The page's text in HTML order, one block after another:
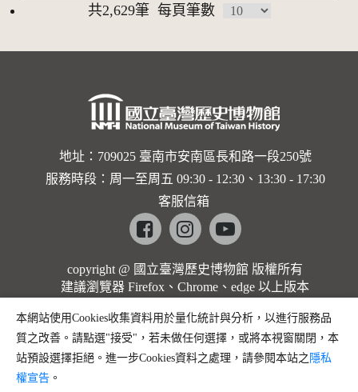
共2,629筆 每頁筆數
地址：709025 臺南市安南區長和路一段250號
服務時段：周一至周五 09:30 - 12:30、13:30 - 17:30
客服信箱
Facebookinstagramyoutube
copyright @ 國立臺灣歷史博物館 版權所有
建議瀏覽器 Firefox、Chrome、edge 以上版本
本網站使用Cookies收集資料用於量化統計與分析，以進行服務品
質之改善。請點選"接受"，若未做任何選擇，或將本視窗關閉，本
站預設選擇拒絕。進一步Cookies資料之處理，請參閱本站之 隱私
權宣告 。